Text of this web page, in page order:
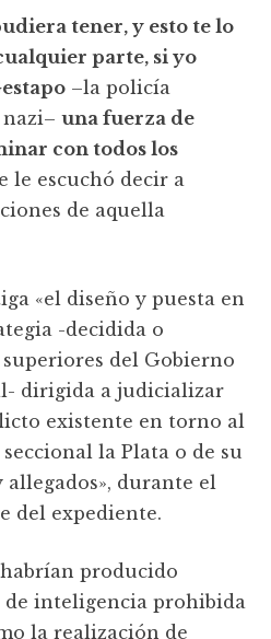
tener, y esto te lo
parte, si yo
–la policía
nazi–una fuerza de
con todos los
le escuchó decir a
de aquella
«el diseño y puesta en
-decidida o
del Gobierno
dirigida a judicializar
existente en torno al
la Plata o de su
durante el
del expediente.
habrían producido
de inteligencia prohibida
la realización de